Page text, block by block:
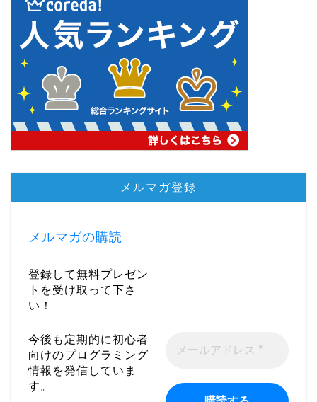
メルマガ登録
メルマガの購読
登録して無料プレゼン
トを受け取って下さ
い！
今後も定期的に初心者
向けのプログラミング
情報を発信していま
す。